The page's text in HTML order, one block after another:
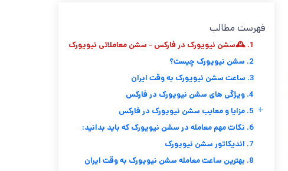
فهرست مطالب
1. 🕰️سشن نیویورک در فارکس - سشن معاملاتی نیویورک
2. سشن نیویورک چیست؟
3. ساعت سشن نیویورک به وقت ایران
4. ویژگی های سشن نیویورک در فارکس
5. مزایا و معایب سشن نیویورک در فارکس +
6. نکات مهم معامله در سشن نیویورک که باید بدانید:
7. اندیکاتور سشن نیویورک
8. بهترین ساعت معامله سشن نیویورک به وقت ایران